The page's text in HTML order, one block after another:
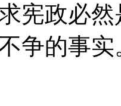
宪政必
争的事实